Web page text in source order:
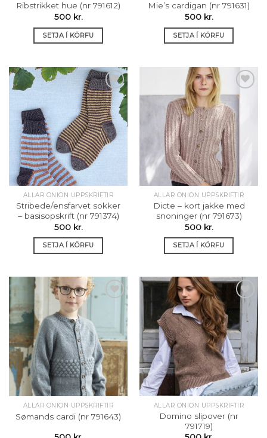
Ribstrikket hue (nr 791612)
500 kr.
SETJA Í KÖRFU
Mie’s cardigan (nr 791631)
500 kr.
SETJA Í KÖRFU
Setja á
óskalista
ALLAR ONION UPPSKRIFTIR
Stribede/ensfarvet sokker
– basisopskrift (nr 791374)
500 kr.
SETJA Í KÖRFU
Setja á
óskalista
ALLAR ONION UPPSKRIFTIR
Dicte – kort jakke med
snoninger (nr 791673)
500 kr.
SETJA Í KÖRFU
óskalista
ALLAR ONION UPPSKRIFTIR
Sømands cardi (nr 791643)
Setja á
óskalista
ALLAR ONION UPPSKRIFTIR
Domino slipover (nr
791719)